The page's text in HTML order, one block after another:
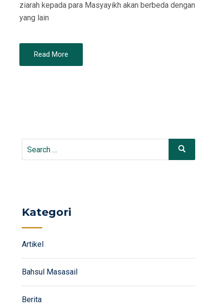
ziarah kepada para Masyayikh akan berbeda dengan
yang lain
Read More
Search
Search
Kategori
Artikel
Bahsul Masasail
Berita